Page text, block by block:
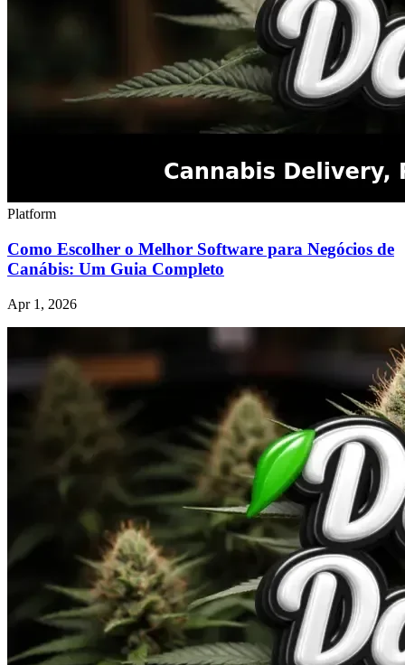
Platform
Como Escolher o Melhor Software para Negócios de
Canábis: Um Guia Completo
Apr 1, 2026